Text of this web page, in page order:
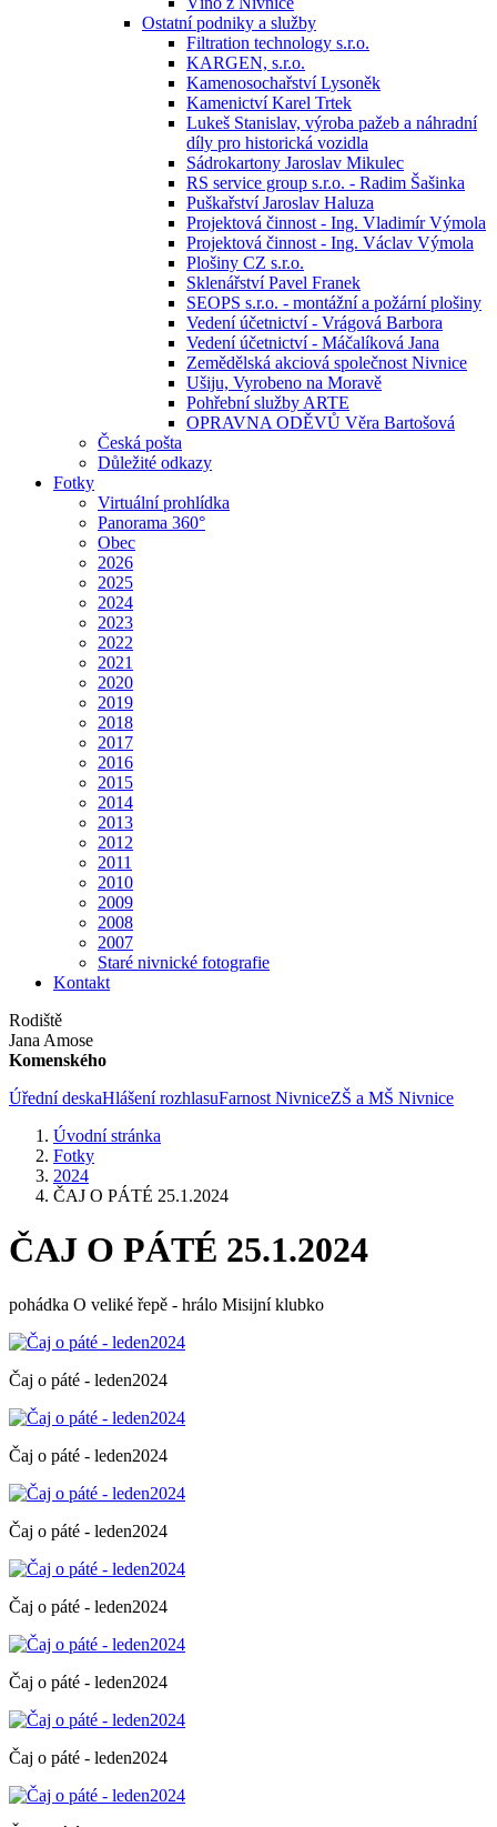
Ostatní podniky a služby
Filtration technology s.r.o.
KARGEN, s.r.o.
Kamenosochařství Lysoněk
Kamenictví Karel Trtek
Lukeš Stanislav, výroba pažeb a náhradní
díly pro historická vozidla
Sádrokartony Jaroslav Mikulec
RS service group s.r.o. - Radim Šašinka
Puškařství Jaroslav Haluza
Projektová činnost - Ing. Vladimír Výmola
Projektová činnost - Ing. Václav Výmola
Plošiny CZ s.r.o.
Sklenářství Pavel Franek
SEOPS s.r.o. - montážní a požární plošiny
Vedení účetnictví - Vrágová Barbora
Vedení účetnictví - Máčalíková Jana
Zemědělská akciová společnost Nivnice
Ušiju, Vyrobeno na Moravě
Pohřební služby ARTE
OPRAVNA ODĚVŮ Věra Bartošová
Česká pošta
Důležité odkazy
Fotky
Virtuální prohlídka
Panorama 360°
Obec
2026
2025
2024
2023
2022
2021
2020
2019
2018
2017
2016
2015
2014
2013
2012
2011
2010
2009
2008
2007
Staré nivnické fotografie
Kontakt
Rodiště
Jana Amose
Komenského
Úřední deskaHlášení rozhlasuFarnost NivniceZŠ a MŠ Nivnice
Úvodní stránka
Fotky
2024
ČAJ O PÁTÉ 25.1.2024
ČAJ O PÁTÉ 25.1.2024
pohádka O veliké řepě - hrálo Misijní klubko
Čaj o páté - leden2024
Čaj o páté - leden2024
Čaj o páté - leden2024
Čaj o páté - leden2024
Čaj o páté - leden2024
Čaj o páté - leden2024